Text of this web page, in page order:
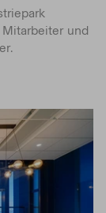
und